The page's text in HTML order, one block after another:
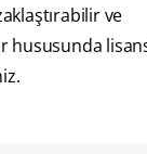
ve
hususunda